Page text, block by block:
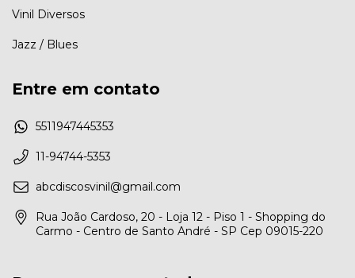
Vinil Diversos
Jazz / Blues
Entre em contato
5511947445353
11-94744-5353
abcdiscosvinil@gmail.com
Rua João Cardoso, 20 - Loja 12 - Piso 1 - Shopping do
Carmo - Centro de Santo André - SP Cep 09015-220